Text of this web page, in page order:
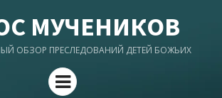
МУЧЕНИКОВ
ОБЗОР ПРЕСЛЕДОВАНИЙ ДЕТЕЙ БОЖЬИХ
Menu